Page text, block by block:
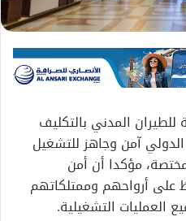
للطيران المدني بالتكليف
آمن وجاهز للتشغيل
مؤكدا أن أمن
على أرواحهم وممتلكاتهم
العمليات التشغيلية.